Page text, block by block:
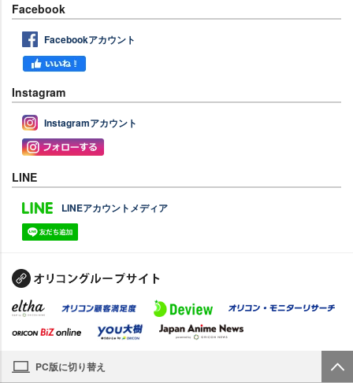
Facebook
Facebookアカウント
Instagram
Instagramアカウント
LINE
LINEアカウントメディア
PC版に切り替え